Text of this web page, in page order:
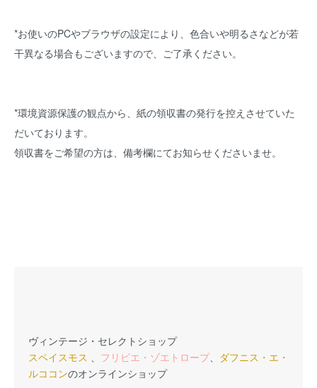
*お使いのPCやブラウザの設定により、色合いや明るさなどが若
干異なる場合もございますので、ご了承ください。
*環境資源保護の観点から、紙の領収書の発行を控えさせていた
だいております。
領収書をご希望の方は、備考欄にてお知らせくださいませ。
ヴィンテージ・セレクトショップ
スペイスモス 、 フリピエ・ゾエトロープ、 ダフニス・エ・
ルココンのオンラインショップ